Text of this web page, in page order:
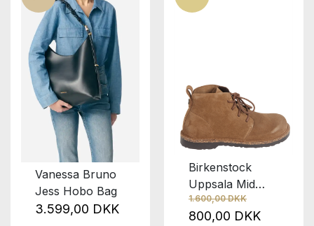
Vanessa Bruno
Jess Hobo Bag
3.599,00 DKK
Birkenstock
Uppsala Mid
Dark Tea
1.600,00 DKK
800,00 DKK